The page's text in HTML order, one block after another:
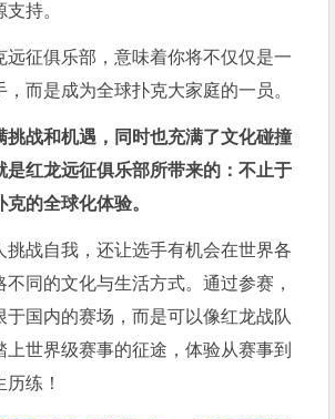
持。
远征俱乐部，意味着你将不仅仅是一
而是成为全球扑克大家庭的一员。
挑战和机遇，同时也充满了文化碰撞
是红龙远征俱乐部所带来的：不止于
的全球化体验。
挑战自我，还让选手有机会在世界各
同的文化与生活方式。通过参赛，
于国内的赛场，而是可以像红龙战队
上世界级赛事的征途，体验从赛事到
练！